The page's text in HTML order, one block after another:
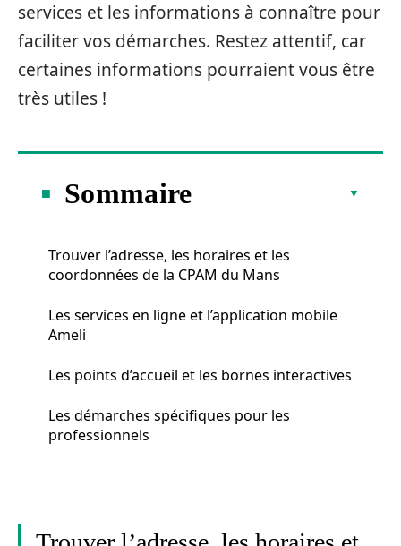
services et les informations à connaître pour
faciliter vos démarches. Restez attentif, car
certaines informations pourraient vous être
très utiles !
Sommaire
Trouver l’adresse, les horaires et les
coordonnées de la CPAM du Mans
Les services en ligne et l’application mobile
Ameli
Les points d’accueil et les bornes interactives
Les démarches spécifiques pour les
professionnels